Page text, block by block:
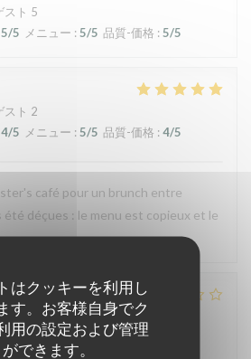
はクッキーを利用し
す。お客様自身でク
用の設定および管理
ができます。
スト 5
5/5 メニュー :5/5 品質-価格 :5/5
スト 2
4/5 メニュー : 5/5 品質-価格 : 4/5
café pour un brunch entre
été déçues : le menu est copieux et le
ト 6
4/5 メニュー: 1 /5 品質-価格